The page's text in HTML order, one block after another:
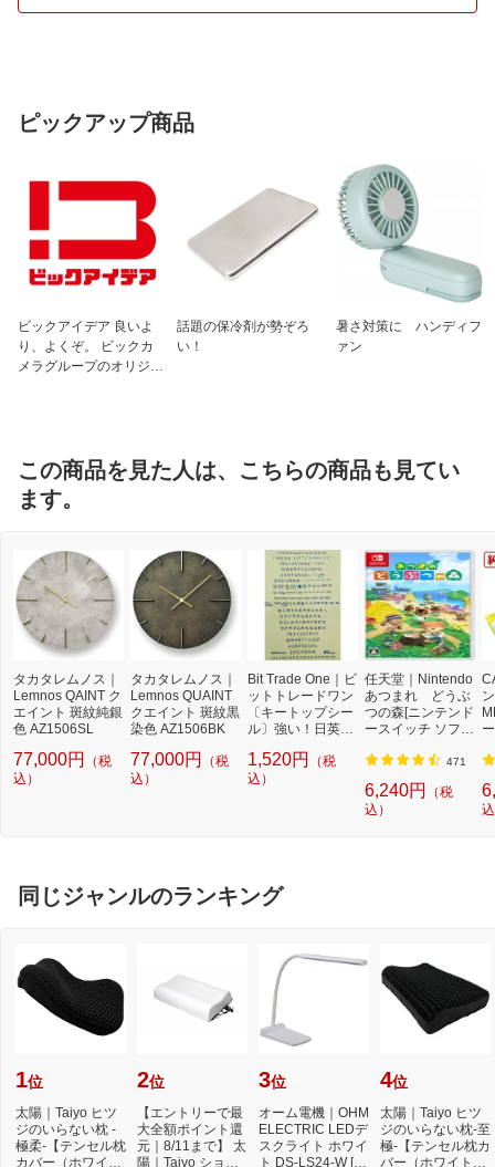
付属品
単３電池1個、取扱説明書、保証書、木
ねじ1本
ピックアップ商品
ビックアイデア 良いよ
り、よくぞ。 ビックカ
メラグループのオリジナ
話題の保冷剤が勢ぞろ
い！
暑さ対策に ハンディフ
ァン
この商品を見た人は、こちらの商品も見てい
ます。
タカタレムノス｜
Lemnos QAINT ク
エイント 斑紋純銀
色 AZ1506SL
77,000円
（税
込）
タカタレムノス｜
Lemnos QUAINT
クエイント 斑紋黒
染色 AZ1506BK
77,000円
（税
込）
Bit Trade One｜ビ
ットトレードワン
〔キートップシー
ル〕強い！日英対
プシールセット ブ
ルー DYKTSBL
1,520円
（税
込）
任天堂｜Nintendo
あつまれ どうぶ
つの森[ニンテンド
ースイッチ ソフ
471
6,240円
（税
込）
同じジャンルのランキング
1位
太陽｜Taiyo ヒツ
ジのいらない枕 -
極柔-【テンセル枕
カバー（ホワイ
2位
【エントリーで最
大全額ポイント還
元｜8/11まで】 太
陽｜Taiyo ショー
3位
オーム電機｜OHM
ELECTRIC LEDデ
スクライト ホワイ
ト DS-LS24-W [L
4位
太陽｜Taiyo ヒツ
ジのいらない枕-至
極-【テンセル枕カ
バー（ホワイト）